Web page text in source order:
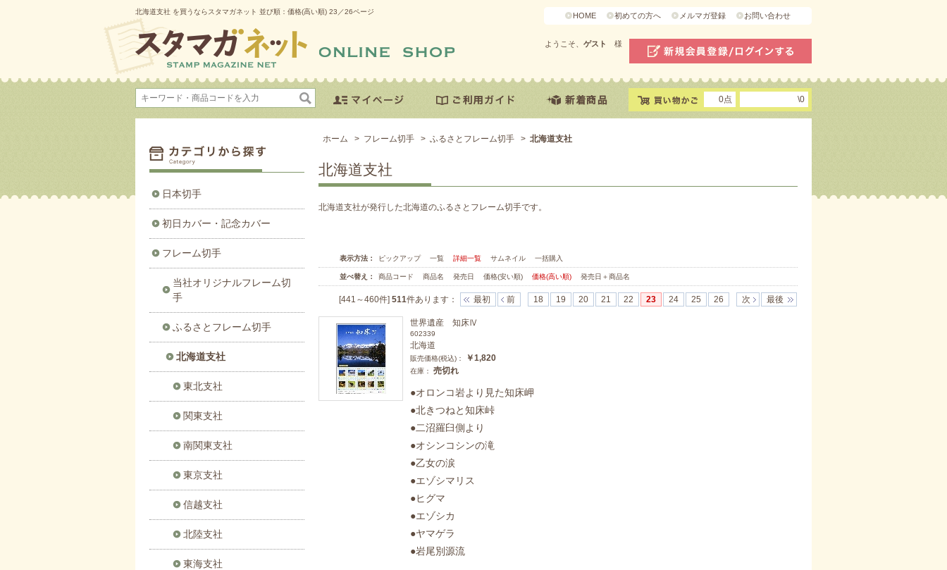
北海道支社 を買うならスタマガネット 並び順：価格(高い順) 23／26ページ HOME 初めての方へ メルマガ登録 お問い合わせ
ようこそ、 ゲスト 様
0点 \0
ホーム > フレーム切手 > ふるさとフレーム切手 > 北海道支社
北海道支社
北海道支社が発行した北海道のふるさとフレーム切手です。
表示方法： ピックアップ 一覧 詳細一覧 サムネイル 一括購入
並べ替え： 商品コード 商品名 発売日 価格(安い順) 価格(高い順) 発売日＋商品名
[441～460件] 511件あります ： 最初 前 18 19 20 21 22 23 24 25 26 次 最後
世界遺産 知床Ⅳ
602339
北海道
販売価格(税込)： ￥1,820
在庫： 売切れ
●オロンコ岩より見た知床岬
●北きつねと知床峠
●二沼羅臼側より
●オシンコシンの滝
●乙女の涙
●エゾシマリス
●ヒグマ
●エゾシカ
●ヤマゲラ
●岩尾別源流
日本切手
初日カバー・記念カバー
フレーム切手
当社オリジナルフレーム切
手
ふるさとフレーム切手
北海道支社
東北支社
関東支社
南関東支社
東京支社
信越支社
北陸支社
東海支社